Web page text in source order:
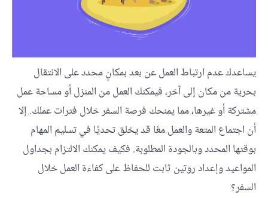
يساعدك عدم ارتباط العمل عن بعد بمكانٍ محدد على الانتقال
بحرية من مكان إلى آخر، فيمكنك العمل من المنزل أو مساحة عمل
مشتركة أو غيرها، مما يمنحك فرصة السفر خلال فترات عملك. إلا
أن اجتماع المتعة والعمل معًا قد يخلق تحديًا في تسليم المهام
بوقتها المحدد وبالجودة المطلوبة. فكيف يمكنك الالتزام بجداول
المواعيد وإعداد روتين ثابت للحفاظ على كفاءة العمل خلال
السفر؟